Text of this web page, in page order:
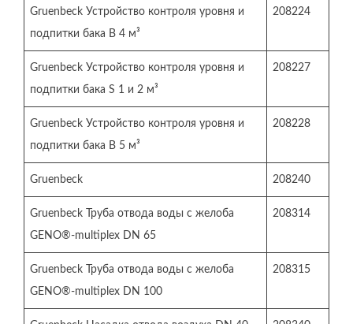
Gruenbeck Устройство контроля уровня и
подпитки бака В 4 м³
208224
Gruenbeck Устройство контроля уровня и
подпитки бака S 1 и 2 м³
208227
Gruenbeck Устройство контроля уровня и
подпитки бака В 5 м³
208228
Gruenbeck 208240
Gruenbeck Труба отвода воды с желоба
GENO®-multiplex DN 65
208314
Gruenbeck Труба отвода воды с желоба
GENO®-multiplex DN 100
208315